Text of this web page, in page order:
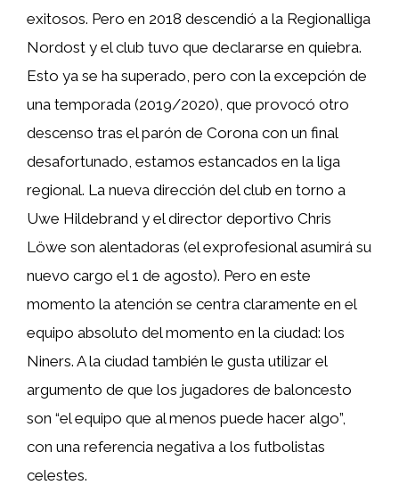
exitosos. Pero en 2018 descendió a la Regionalliga
Nordost y el club tuvo que declararse en quiebra.
Esto ya se ha superado, pero con la excepción de
una temporada (2019/2020), que provocó otro
descenso tras el parón de Corona con un final
desafortunado, estamos estancados en la liga
regional. La nueva dirección del club en torno a
Uwe Hildebrand y el director deportivo Chris
Löwe son alentadoras (el exprofesional asumirá su
nuevo cargo el 1 de agosto). Pero en este
momento la atención se centra claramente en el
equipo absoluto del momento en la ciudad: los
Niners. A la ciudad también le gusta utilizar el
argumento de que los jugadores de baloncesto
son “el equipo que al menos puede hacer algo”,
con una referencia negativa a los futbolistas
celestes.